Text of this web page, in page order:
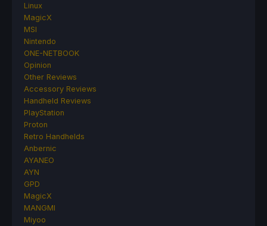
Linux
MagicX
MSI
Nintendo
ONE-NETBOOK
Opinion
Other Reviews
Accessory Reviews
Handheld Reviews
PlayStation
Proton
Retro Handhelds
Anbernic
AYANEO
AYN
GPD
MagicX
MANGMI
Miyoo